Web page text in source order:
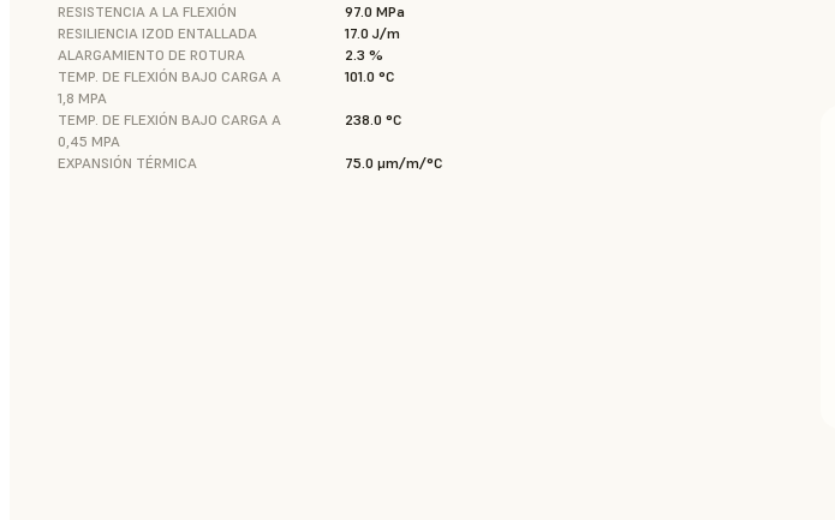
RESISTENCIA A LA FLEXIÓN
97.0 MPa
RESILIENCIA IZOD ENTALLADA
17.0 J/m
ALARGAMIENTO DE ROTURA
2.3 %
TEMP. DE FLEXIÓN BAJO CARGA A
1,8 MPA
101.0 °C
TEMP. DE FLEXIÓN BAJO CARGA A
0,45 MPA
238.0 °C
EXPANSIÓN TÉRMICA 75.0 μm/m/°C